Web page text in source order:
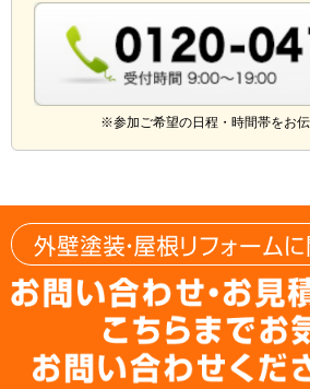
※参加ご希望の日程・時間帯をお伝